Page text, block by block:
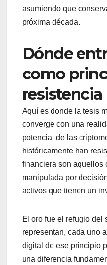
asumiendo que
próxima década.
Dónde
como
resistencia
Aquí es donde la tesis
converge con una
potencial de las
históricamente han
financiera son aquellos
manipulada por
activos que tienen un
El oro fue el refugio del
representan, cada uno
digital de ese principio
una diferencia